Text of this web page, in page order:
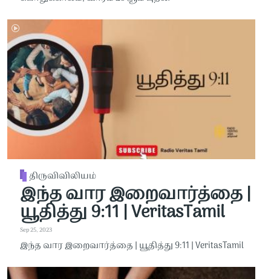
திருவிவிலியம்
இந்த வார இறைவார்த்தை |
யூதித்து 9:11 | VeritasTamil
Sep 25, 2023
இந்த வார இறைவார்த்தை | யூதித்து 9:11 | VeritasTamil